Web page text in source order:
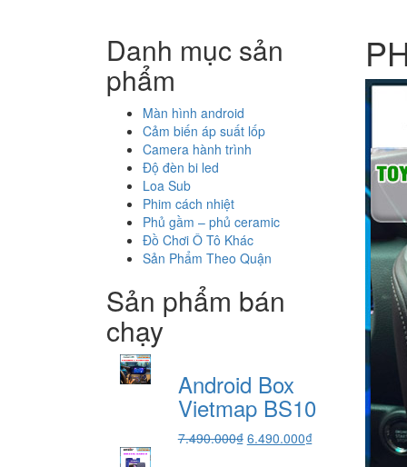
Danh mục sản
phẩm
Màn hình android
Cảm biến áp suất lốp
Camera hành trình
Độ đèn bi led
Loa Sub
Phim cách nhiệt
Phủ gầm – phủ ceramic
Đồ Chơi Ô Tô Khác
Sản Phẩm Theo Quận
Sản phẩm bán
chạy
Android Box
Vietmap BS10
7.490.000₫ Giá
6.490.000₫Giá